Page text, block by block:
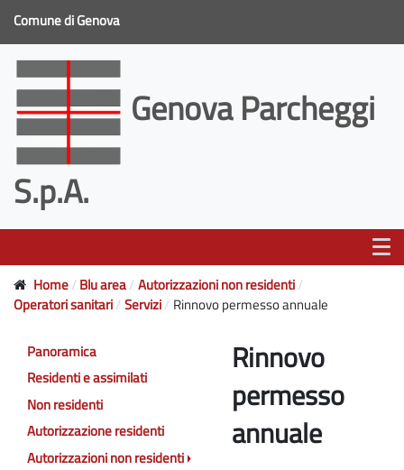
Comune di Genova
Genova Parcheggi
S.p.A.
Home Blu area Autorizzazioni non residenti
Operatori sanitari Servizi Rinnovo permesso annuale
Rinnovo
permesso
annuale
Panoramica
Residenti e assimilati
Non residenti
Autorizzazione residenti
Autorizzazioni non residenti